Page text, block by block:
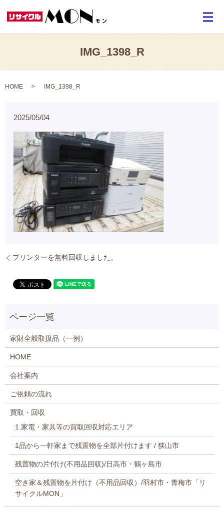
メ
IMG_1398_R
HOME IMG_1398_R
2025/05/04
プリンターを無料回収しました。
家財全般取扱品（一例）
HOME
会社案内
ご依頼の流れ
買取・回収
1.家電・家具等の買取回収対応エリア
1品から一軒家まで残置物を全部片付けます / 狭山市
残置物の片付け(不用品回収)/日高市・鶴ヶ島市
空き家＆残置物を片付け（不用品回収）/羽村市・青梅市「リ
サイクルMON」